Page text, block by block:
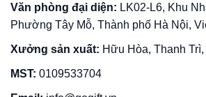
Dòng cúp có phần thân cấu tạo hoàn
nhựa ABS chịu lực, bề mặt xử lý bằng
chân không (mạ vàng, mạ bạc) sáng
chân đế bằng đá composite để tạo độ
Văn phòng đại diện: LK02-L6, Khu
Phường Tây Mỗ, Thành phố Hà Nội,
Xưởng sản xuất: Hữu Hòa, Thanh
MST: 0109533704